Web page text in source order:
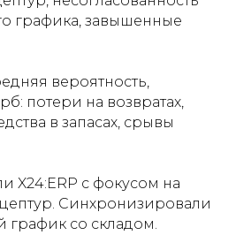
графика, завышенные
вероятность,
потери на возвратах,
в запасах, срывы
X24:ERP с фокусом на
Синхронизировали
график со складом.